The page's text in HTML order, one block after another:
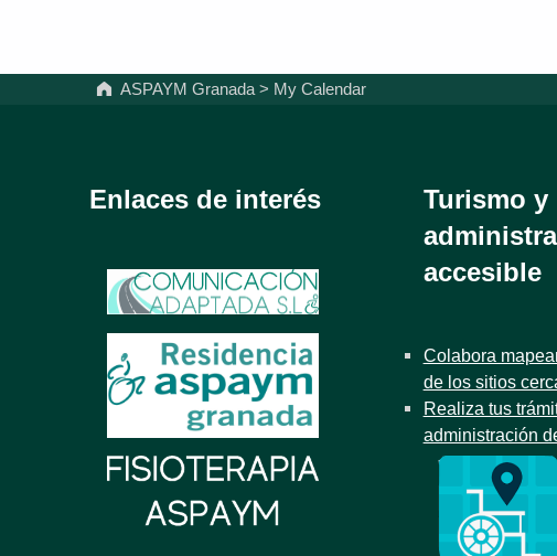
ASPAYM Granada> My Calendar
Enlaces de interés
Turismo y
accesible
Colabora
de los sitios
Realiza tus
administración